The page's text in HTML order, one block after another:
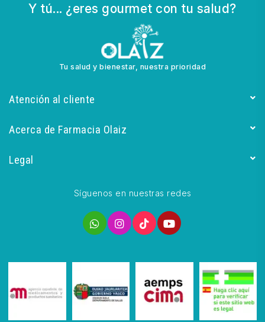
Y tú... ¿eres gourmet con tu salud?
Tu salud y bienestar, nuestra prioridad
Atención al cliente
Acerca de Farmacia Olaiz
Legal
Síguenos en nuestras redes